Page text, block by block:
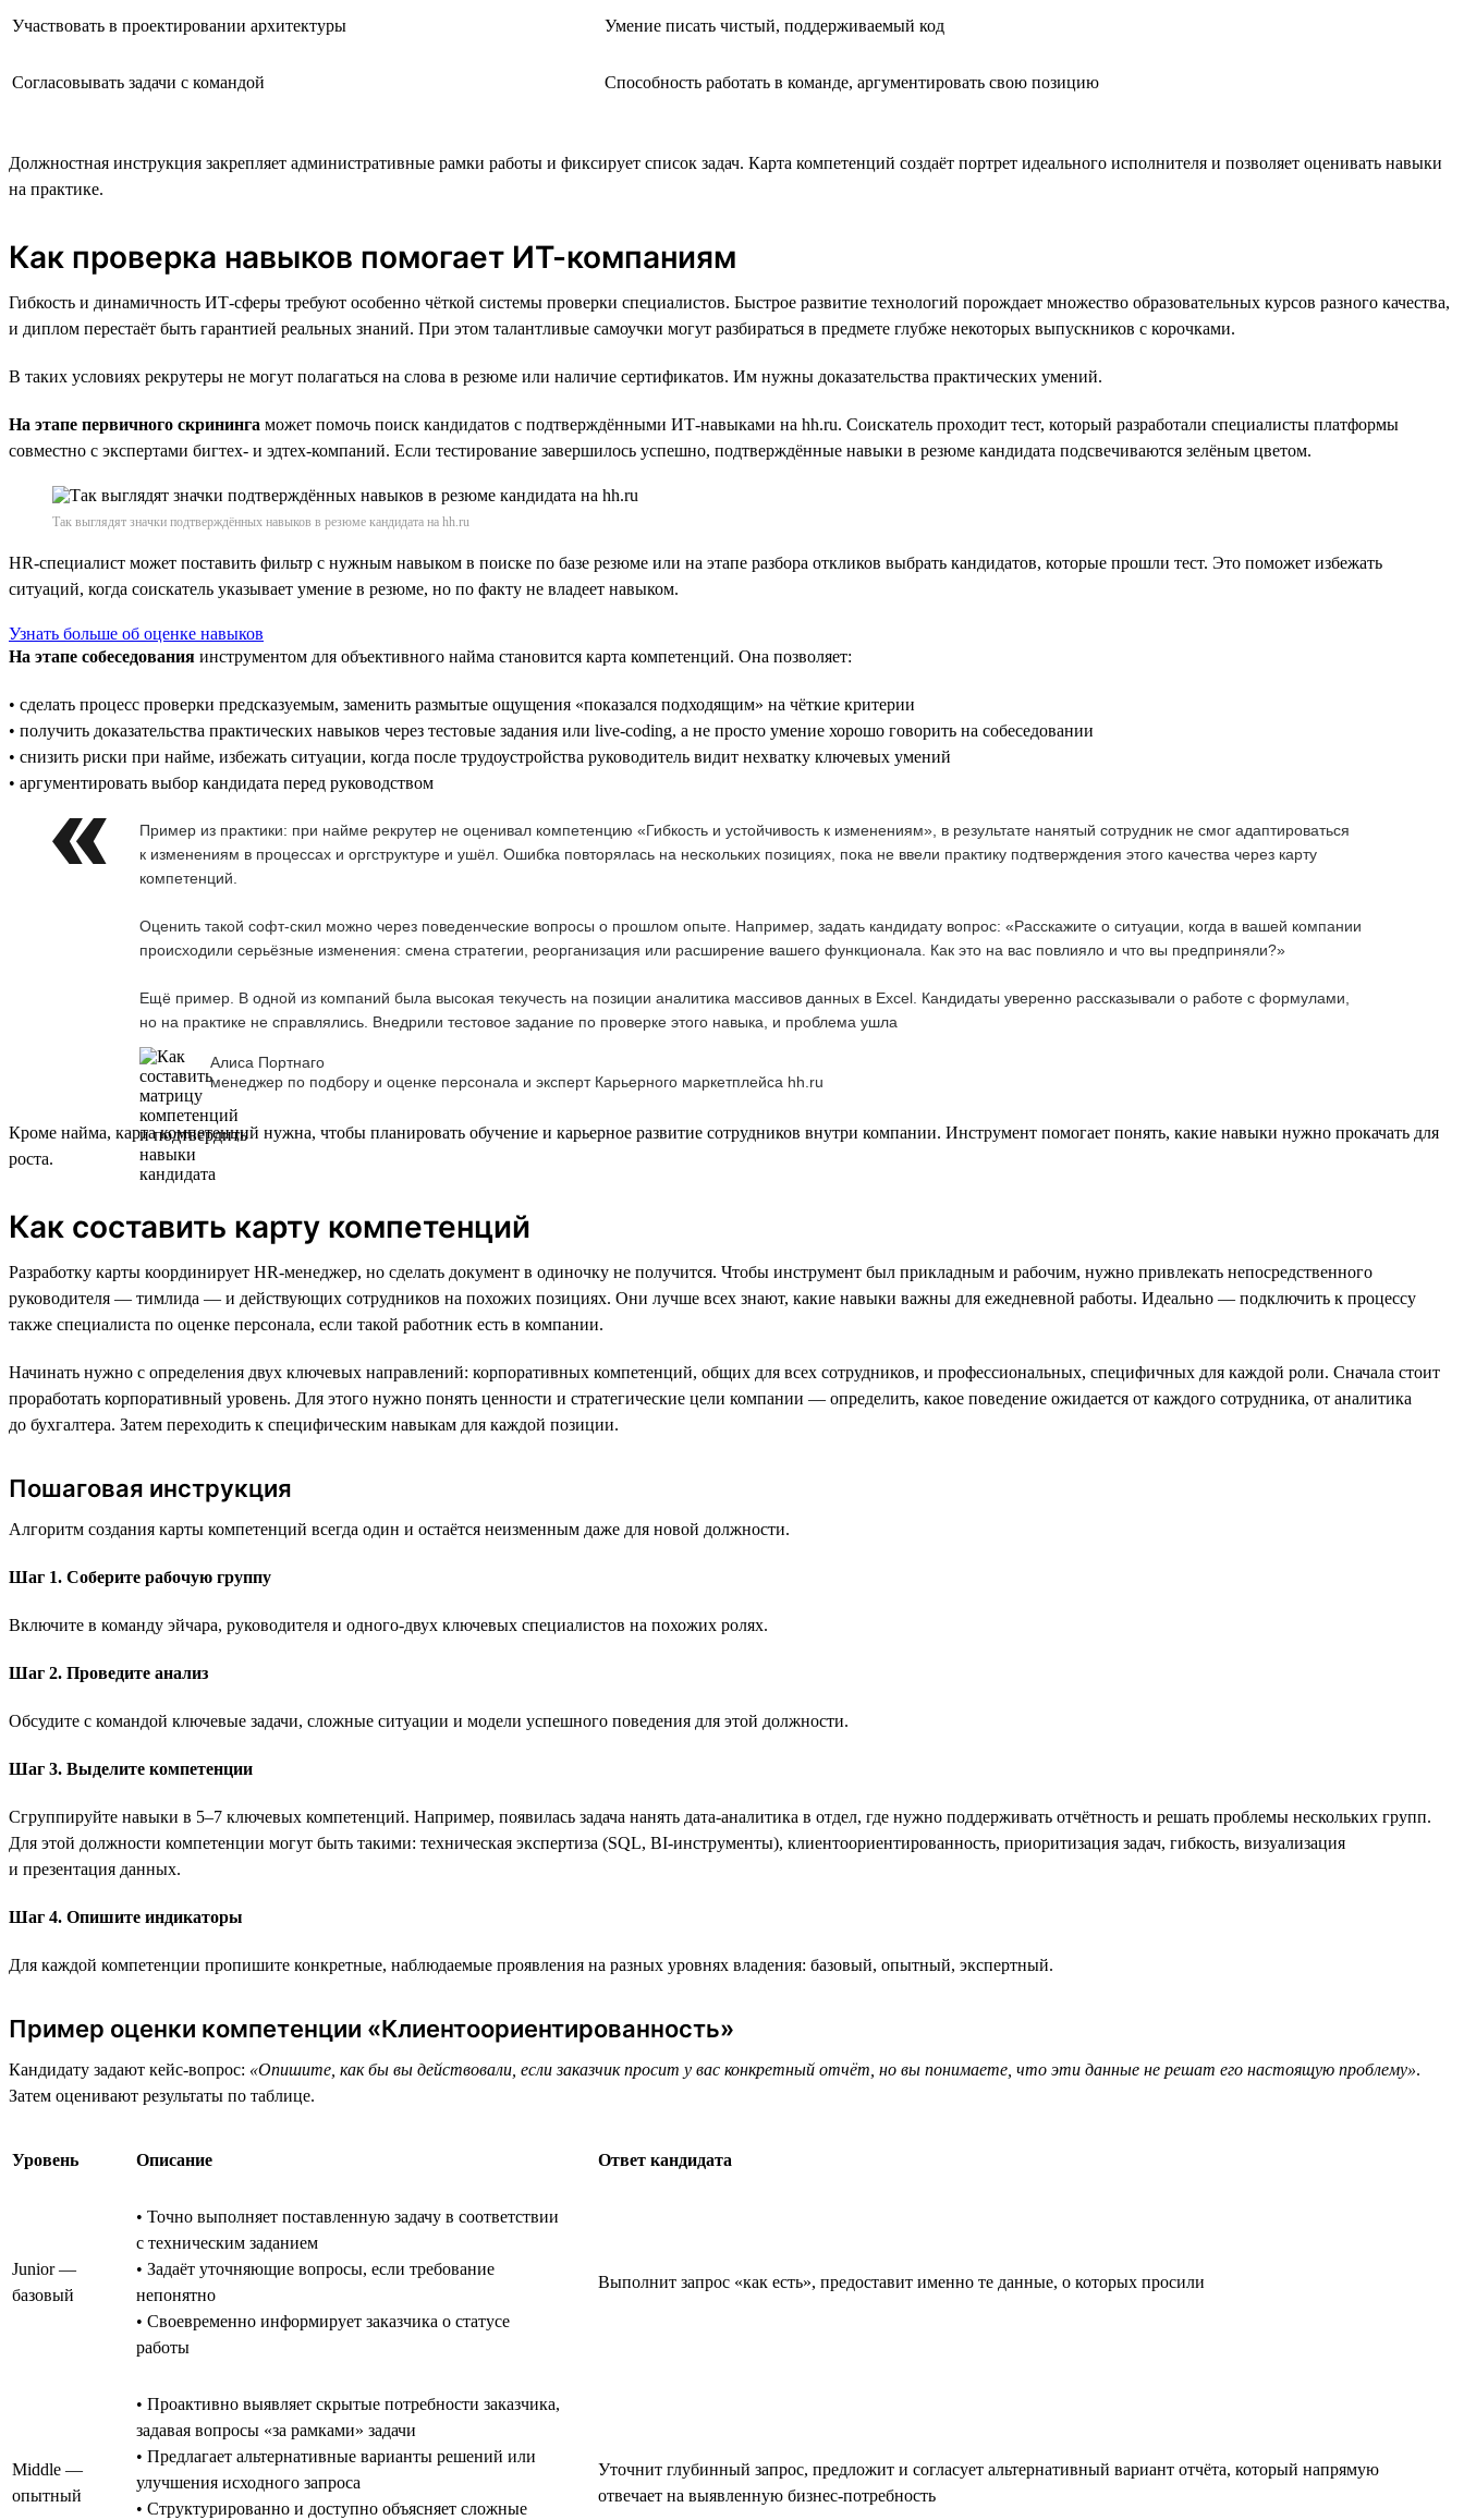
Участвовать в проектировании архитектуры Умение писать чистый, поддерживаемый код
Согласовывать задачи с командой Способность работать в команде, аргументировать свою позицию
Должностная инструкция закрепляет административные рамки работы и фиксирует список задач. Карта компетенций создаёт портрет идеального исполнителя и позволяет оценивать навыки
на практике.
Как проверка навыков помогает ИТ-компаниям
Гибкость и динамичность ИТ-сферы требуют особенно чёткой системы проверки специалистов. Быстрое развитие технологий порождает множество образовательных курсов разного качества,
и диплом перестаёт быть гарантией реальных знаний. При этом талантливые самоучки могут разбираться в предмете глубже некоторых выпускников с корочками.
В таких условиях рекрутеры не могут полагаться на слова в резюме или наличие сертификатов. Им нужны доказательства практических умений.
На этапе первичного скрининга может помочь поиск кандидатов с подтверждёнными ИТ-навыками на hh.ru. Соискатель проходит тест, который разработали специалисты платформы
совместно с экспертами бигтех- и эдтех-компаний. Если тестирование завершилось успешно, подтверждённые навыки в резюме кандидата подсвечиваются зелёным цветом.
Так выглядят значки подтверждённых навыков в резюме кандидата на hh.ru
HR-специалист может поставить фильтр с нужным навыком в поиске по базе резюме или на этапе разбора откликов выбрать кандидатов, которые прошли тест. Это поможет избежать
ситуаций, когда соискатель указывает умение в резюме, но по факту не владеет навыком.
Узнать больше об оценке навыков
На этапе собеседования инструментом для объективного найма становится карта компетенций. Она позволяет:
• сделать процесс проверки предсказуемым, заменить размытые ощущения «показался подходящим» на чёткие критерии
• получить доказательства практических навыков через тестовые задания или live-coding, а не просто умение хорошо говорить на собеседовании
• снизить риски при найме, избежать ситуации, когда после трудоустройства руководитель видит нехватку ключевых умений
• аргументировать выбор кандидата перед руководством
Пример из практики: при найме рекрутер не оценивал компетенцию «Гибкость и устойчивость к изменениям», в результате нанятый сотрудник не смог адаптироваться
к изменениям в процессах и оргструктуре и ушёл. Ошибка повторялась на нескольких позициях, пока не ввели практику подтверждения этого качества через карту
компетенций.
Оценить такой софт-скил можно через поведенческие вопросы о прошлом опыте. Например, задать кандидату вопрос: «Расскажите о ситуации, когда в вашей компании
происходили серьёзные изменения: смена стратегии, реорганизация или расширение вашего функционала. Как это на вас повлияло и что вы предприняли?»
Ещё пример. В одной из компаний была высокая текучесть на позиции аналитика массивов данных в Excel. Кандидаты уверенно рассказывали о работе с формулами,
но на практике не справлялись. Внедрили тестовое задание по проверке этого навыка, и проблема ушла
Алиса Портнаго
менеджер по подбору и оценке персонала и эксперт Карьерного маркетплейса hh.ru
Кроме найма, карта компетенций нужна, чтобы планировать обучение и карьерное развитие сотрудников внутри компании. Инструмент помогает понять, какие навыки нужно прокачать для
роста.
Как составить карту компетенций
Разработку карты координирует HR-менеджер, но сделать документ в одиночку не получится. Чтобы инструмент был прикладным и рабочим, нужно привлекать непосредственного
руководителя — тимлида — и действующих сотрудников на похожих позициях. Они лучше всех знают, какие навыки важны для ежедневной работы. Идеально — подключить к процессу
также специалиста по оценке персонала, если такой работник есть в компании.
Начинать нужно с определения двух ключевых направлений: корпоративных компетенций, общих для всех сотрудников, и профессиональных, специфичных для каждой роли. Сначала стоит
проработать корпоративный уровень. Для этого нужно понять ценности и стратегические цели компании — определить, какое поведение ожидается от каждого сотрудника, от аналитика
до бухгалтера. Затем переходить к специфическим навыкам для каждой позиции.
Пошаговая инструкция
Алгоритм создания карты компетенций всегда один и остаётся неизменным даже для новой должности.
Шаг 1. Соберите рабочую группу
Включите в команду эйчара, руководителя и одного-двух ключевых специалистов на похожих ролях.
Шаг 2. Проведите анализ
Обсудите с командой ключевые задачи, сложные ситуации и модели успешного поведения для этой должности.
Шаг 3. Выделите компетенции
Сгруппируйте навыки в 5–7 ключевых компетенций. Например, появилась задача нанять дата-аналитика в отдел, где нужно поддерживать отчётность и решать проблемы нескольких групп.
Для этой должности компетенции могут быть такими: техническая экспертиза (SQL, BI-инструменты), клиентоориентированность, приоритизация задач, гибкость, визуализация
и презентация данных.
Шаг 4. Опишите индикаторы
Для каждой компетенции пропишите конкретные, наблюдаемые проявления на разных уровнях владения: базовый, опытный, экспертный.
Пример оценки компетенции «Клиентоориентированность»
Кандидату задают кейс-вопрос: «Опишите, как бы вы действовали, если заказчик просит у вас конкретный отчёт, но вы понимаете, что эти данные не решат его настоящую проблему».
Затем оценивают результаты по таблице.
Уровень Описание Ответ кандидата
Junior —
базовый
• Точно выполняет поставленную задачу в соответствии
с техническим заданием
• Задаёт уточняющие вопросы, если требование
непонятно
• Своевременно информирует заказчика о статусе
работы
Выполнит запрос «как есть», предоставит именно те данные, о которых просили
Middle —
опытный
• Проактивно выявляет скрытые потребности заказчика,
задавая вопросы «за рамками» задачи
• Предлагает альтернативные варианты решений или
улучшения исходного запроса
• Структурированно и доступно объясняет сложные
Уточнит глубинный запрос, предложит и согласует альтернативный вариант отчёта, который напрямую
отвечает на выявленную бизнес-потребность